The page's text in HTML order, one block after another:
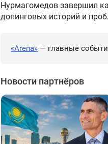
Нурмагомедов завершил
допинговых историй и
«Arena» — главные